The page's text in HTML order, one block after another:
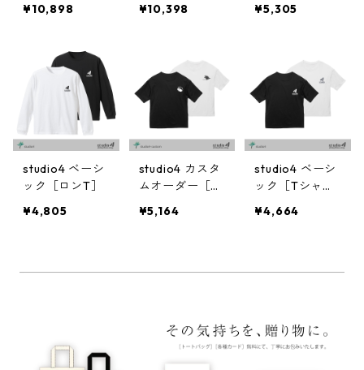
¥10,898
¥10,398
¥5,305
studio4 ベーシ
ック［ロンT］
¥4,805
studio4 カスタ
ムオーダー［T
¥5,164
studio4 ベーシ
ック［Tシャ
¥4,664